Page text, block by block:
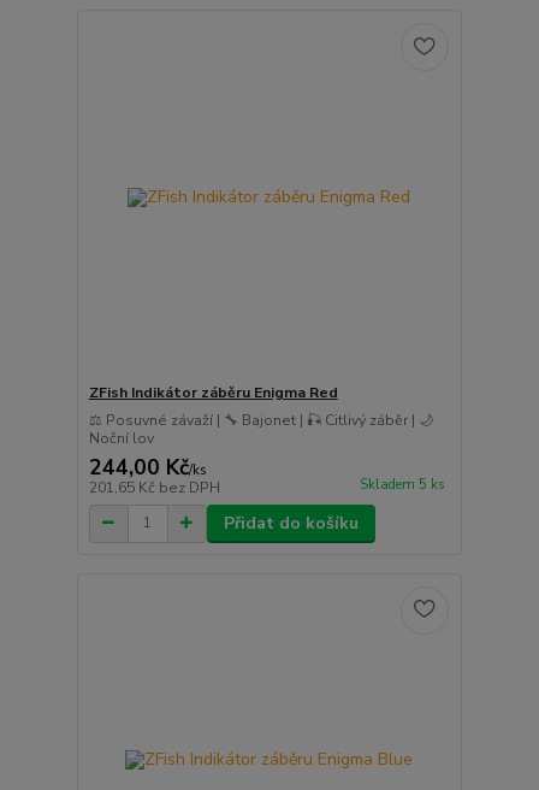
ZFish Indikátor záběru Enigma Red
⚖️ Posuvné závaží | 🔧 Bajonet | 🎣 Citlivý záběr | 🌙
Noční lov
244,00 Kč/ks
201,65 Kč bez DPH Skladem 5 ks
Přidat do košíku